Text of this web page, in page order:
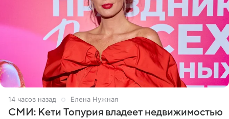
14 часов назад Елена Нужная
СМИ: Кети Топурия владеет недвижимостью